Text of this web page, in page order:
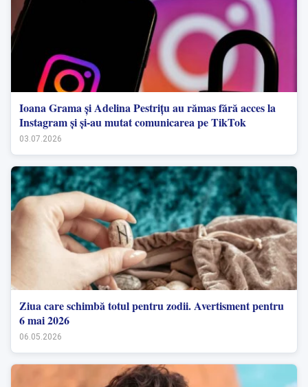
Ioana Grama și Adelina Pestrițu au rămas fără acces la
Instagram și și-au mutat comunicarea pe TikTok
03.07.2026
Ziua care schimbă totul pentru zodii. Avertisment pentru
6 mai 2026
06.05.2026